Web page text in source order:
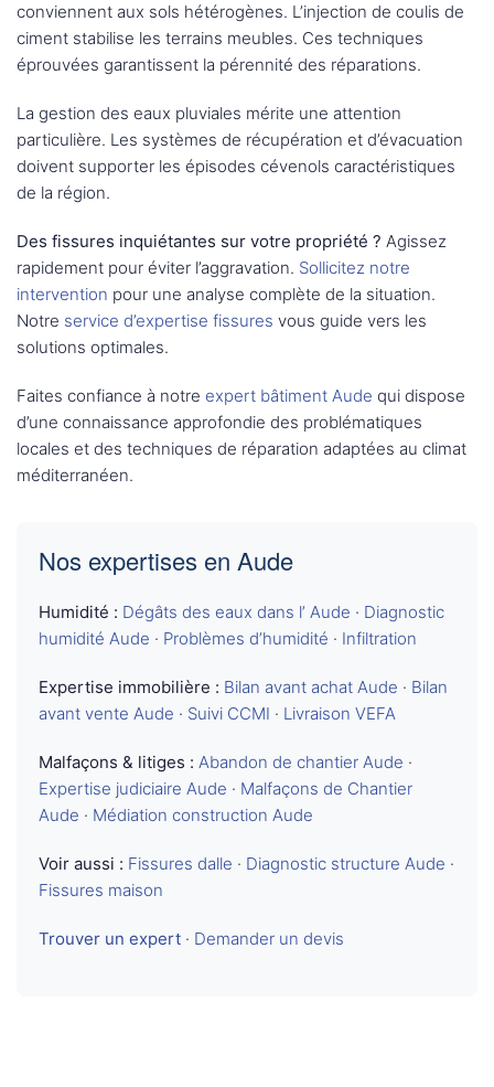
conviennent aux sols hétérogènes. L’injection de coulis de
ciment stabilise les terrains meubles. Ces techniques
éprouvées garantissent la pérennité des réparations.
La gestion des eaux pluviales mérite une attention
particulière. Les systèmes de récupération et d’évacuation
doivent supporter les épisodes cévenols caractéristiques
de la région.
Des fissures inquiétantes sur votre propriété ? Agissez
rapidement pour éviter l’aggravation. Sollicitez notre
intervention pour une analyse complète de la situation.
Notre service d’expertise fissures vous guide vers les
solutions optimales.
Faites confiance à notre expert bâtiment Aude qui dispose
d’une connaissance approfondie des problématiques
locales et des techniques de réparation adaptées au climat
méditerranéen.
Nos expertises en Aude
Humidité : Dégâts des eaux dans l’ Aude · Diagnostic
humidité Aude · Problèmes d’humidité · Infiltration
Expertise immobilière : Bilan avant achat Aude · Bilan
avant vente Aude · Suivi CCMI · Livraison VEFA
Malfaçons & litiges : Abandon de chantier Aude ·
Expertise judiciaire Aude · Malfaçons de Chantier
Aude · Médiation construction Aude
Voir aussi : Fissures dalle · Diagnostic structure Aude ·
Fissures maison
Trouver un expert · Demander un devis